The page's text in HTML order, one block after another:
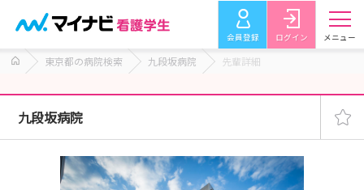
会員登録 ログイン メニュー
東京都の病院検索 九段坂病院 先輩詳細
九段坂病院